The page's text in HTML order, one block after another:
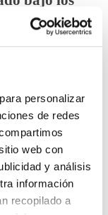
personalizar
de redes
web con
y análisis
información
recopilado a
un Agente de
el día de
los delegados
hoy
de la
los siguientes